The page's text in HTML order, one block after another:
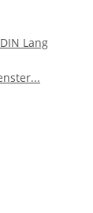
Ästhetik.
nicht nur
Lang